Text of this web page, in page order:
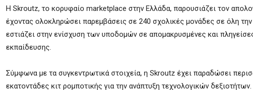
Η Skroutz, το κορυφαίο marketplace στην Ελλάδα, παρουσιάζει τον
έχοντας ολοκληρώσει παρεμβάσεις σε 240 σχολικές μονάδες σε όλη την
εστιάζει στην ενίσχυση των υποδομών σε απομακρυσμένες και
εκπαίδευσης.
Σύμφωνα με τα συγκεντρωτικά στοιχεία, η Skroutz έχει παραδώσει
εκατοντάδες κιτ ρομποτικής για την ανάπτυξη τεχνολογικών